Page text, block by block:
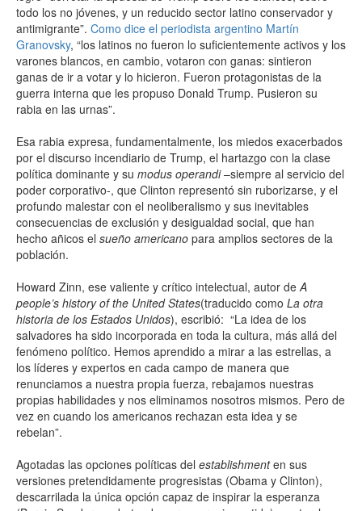
todo los no jóvenes, y un reducido sector latino conservador y
antimigrante”. Como dice el periodista argentino Martín
Granovsky, “los latinos no fueron lo suficientemente activos y los
varones blancos, en cambio, votaron con ganas: sintieron
ganas de ir a votar y lo hicieron. Fueron protagonistas de la
guerra interna que les propuso Donald Trump. Pusieron su
rabia en las urnas”.
Esa rabia expresa, fundamentalmente, los miedos exacerbados
por el discurso incendiario de Trump, el hartazgo con la clase
política dominante y su modus operandi–siempre al servicio del
poder corporativo-, que Clinton representó sin ruborizarse, y el
profundo malestar con el neoliberalismo y sus inevitables
consecuencias de exclusión y desigualdad social, que han
hecho añicos el sueño americano para amplios sectores de la
población.
Howard Zinn, ese valiente y crítico intelectual, autor deA
people’s history of the United States(traducido como La otra
historia de los Estados Unidos), escribió: “La idea de los
salvadores ha sido incorporada en toda la cultura, más allá del
fenómeno político. Hemos aprendido a mirar a las estrellas, a
los líderes y expertos en cada campo de manera que
renunciamos a nuestra propia fuerza, rebajamos nuestras
propias habilidades y nos eliminamos nosotros mismos. Pero de
vez en cuando los americanos rechazan esta idea y se
rebelan”.
Agotadas las opciones políticas del establishmenten sus
versiones pretendidamente progresistas (Obama y Clinton),
descarrilada la única opción capaz de inspirar la esperanza